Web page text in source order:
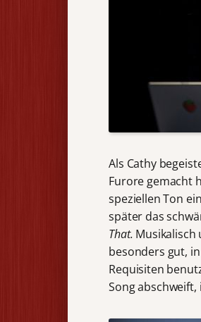
Als Cathy
Furore gemacht
speziellen Ton
später das
That. Musikalisch
besonders gut,
Requisiten
Song